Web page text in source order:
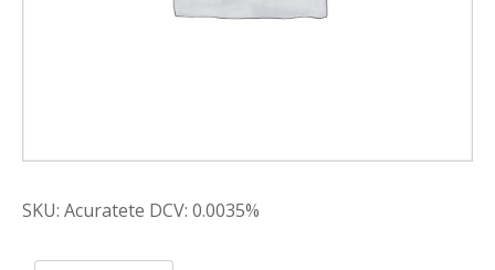
SKU: Acuratete DCV: 0.0035%